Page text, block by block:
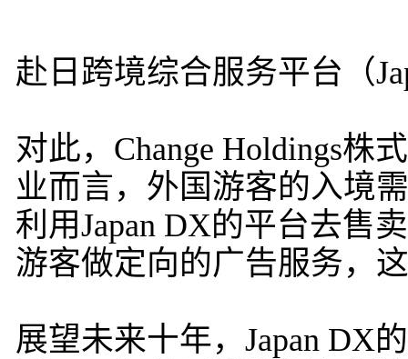
赴日跨境综合服务平台（
对此，Change Holdings株
业而言，外国游客的入境
利用Japan DX的平台去售
游客做定向的广告服务，
展望未来十年，Japan DX